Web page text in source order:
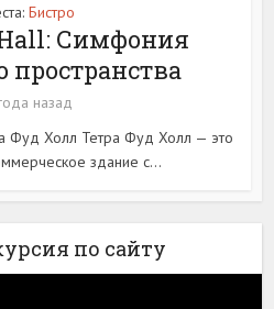
Бистро
Симфония
пространства
назад
Фуд Холл Тетра Фуд Холл — это
здание с...
по сайту